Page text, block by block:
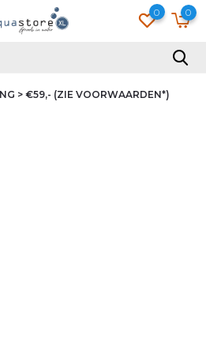
0 0
> €59,- (ZIE VOORWAARDEN*)